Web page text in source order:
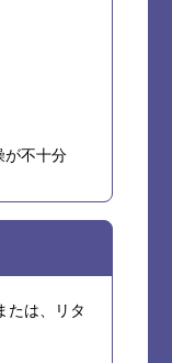
が不十分
たは、リタ